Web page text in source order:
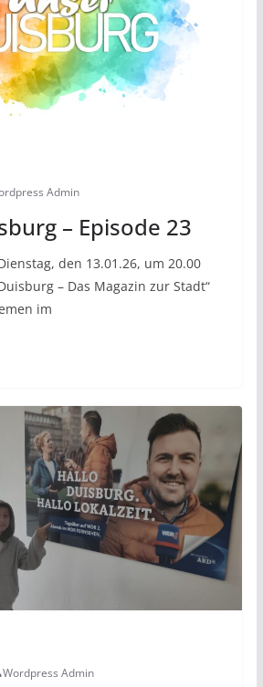
Admin
– Episode 23
den 13.01.26, um 20.00
– Das Magazin zur Stadt“
im
Wordpress Admin